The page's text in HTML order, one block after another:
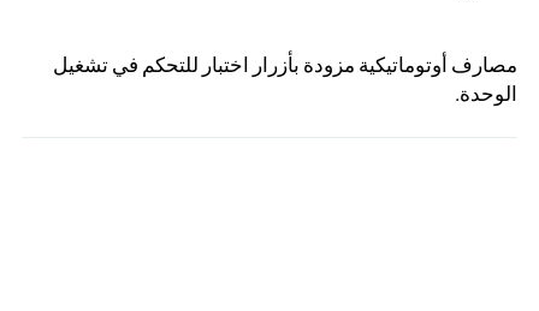
مصارف أوتوماتيكية مزودة بأزرار اختبار للتحكم في تشغيل
الوحدة.